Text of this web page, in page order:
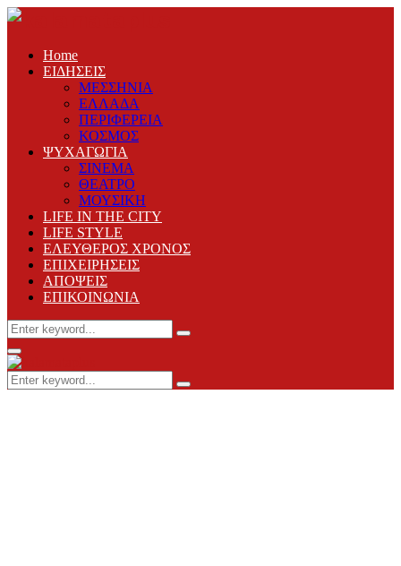
Home
ΕΙΔΗΣΕΙΣ
ΜΕΣΣΗΝΙΑ
ΕΛΛΑΔΑ
ΠΕΡΙΦΕΡΕΙΑ
ΚΟΣΜΟΣ
ΨΥΧΑΓΩΓΙΑ
ΣΙΝΕΜΑ
ΘΕΑΤΡΟ
ΜΟΥΣΙΚΗ
LIFE IN THE CITY
LIFE STYLE
ΕΛΕΥΘΕΡΟΣ ΧΡΟΝΟΣ
ΕΠΙΧΕΙΡΗΣΕΙΣ
ΑΠΟΨΕΙΣ
ΕΠΙΚΟΙΝΩΝΙΑ
Search
for:
Search
Primary
Menu
Search
for:
Search